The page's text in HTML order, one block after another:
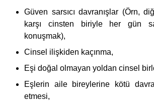
Güven sarsıcı davranışlar (Örn,
karşı cinsten biriyle her gün
konuşmak),
Cinsel ilişkiden kaçınma,
Eşi doğal olmayan yoldan cinsel
Eşlerin aile bireylerine kötü
etmesi,